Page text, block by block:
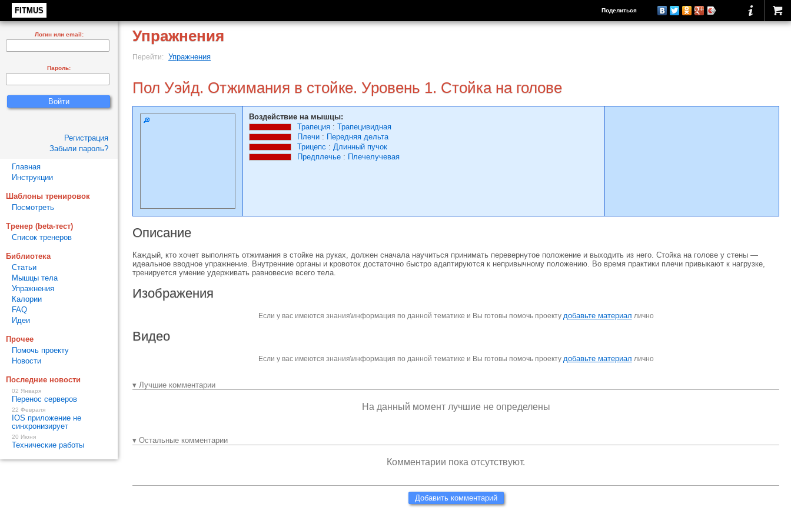
FITMUS Поделиться
Упражнения
Перейти: Упражнения
Пол Уэйд. Отжимания в стойке. Уровень 1. Стойка на голове
Воздействие на мышцы:
Трапеция : Трапецивидная
Плечи : Передняя дельта
Трицепс : Длинный пучок
Предплечье : Плечелучевая
Описание
Каждый, кто хочет выполнять отжимания в стойке на руках, должен сначала научиться принимать перевернутое положение и выходить из него. Стойка на голове у стены —
идеальное вводное упражнение. Внутренние органы и кровоток достаточно быстро адаптируются к непривычному положению. Во время практики плечи привыкают к нагрузке,
тренируется умение удерживать равновесие всего тела.
Изображения
Если у вас имеются знания\информация по данной тематике и Вы готовы помочь проекту добавьте материал лично
Видео
Если у вас имеются знания\информация по данной тематике и Вы готовы помочь проекту добавьте материал лично
▾ Лучшие комментарии
На данный момент лучшие не определены
▾ Остальные комментарии
Комментарии пока отсутствуют.
Добавить комментарий
Логин или email:
Пароль:
Регистрация
Забыли пароль?
Главная
Инструкции
Шаблоны тренировок
Посмотреть
Тренер (beta-тест)
Список тренеров
Библиотека
Статьи
Мышцы тела
Упражнения
Калории
FAQ
Идеи
Прочее
Помочь проекту
Новости
Последние новости
02 Января
Перенос серверов
22 Февраля
IOS приложение не
синхронизирует
20 Июня
Технические работы